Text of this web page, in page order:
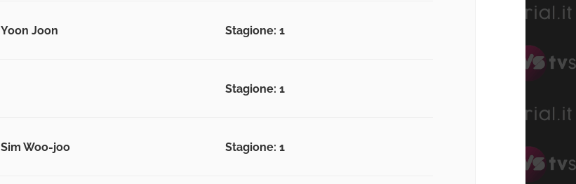
Yoon Joon Stagione: 1
Stagione: 1
Sim Woo-joo Stagione: 1